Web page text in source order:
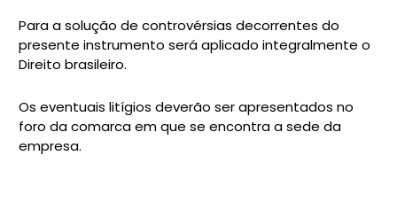
Para a solução de controvérsias decorrentes do
presente instrumento será aplicado integralmente o
Direito brasileiro.
Os eventuais litígios deverão ser apresentados no
foro da comarca em que se encontra a sede da
empresa.